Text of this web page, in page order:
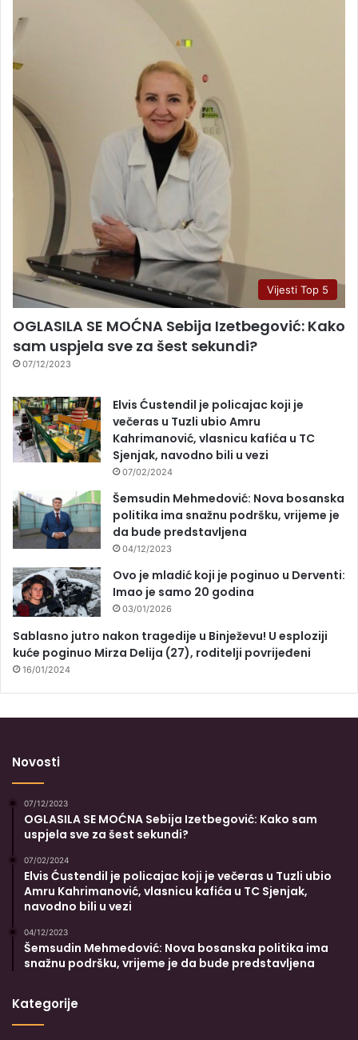
Vijesti Top 5
OGLASILA SE MOĆNA Sebija Izetbegović: Kako
sam uspjela sve za šest sekundi?
07/12/2023
Elvis Ćustendil je policajac koji je
večeras u Tuzli ubio Amru
Kahrimanović, vlasnicu kafića u TC
Sjenjak, navodno bili u vezi
07/02/2024
Šemsudin Mehmedović: Nova bosanska
politika ima snažnu podršku, vrijeme je
da bude predstavljena
04/12/2023
Ovo je mladić koji je poginuo u Derventi:
Imao je samo 20 godina
03/01/2026
Sablasno jutro nakon tragedije u Binježevu! U esploziji
kuće poginuo Mirza Delija (27), roditelji povrijeđeni
16/01/2024
Novosti
07/12/2023
OGLASILA SE MOĆNA Sebija Izetbegović: Kako sam
uspjela sve za šest sekundi?
07/02/2024
Elvis Ćustendil je policajac koji je večeras u Tuzli ubio
Amru Kahrimanović, vlasnicu kafića u TC Sjenjak,
navodno bili u vezi
04/12/2023
Šemsudin Mehmedović: Nova bosanska politika ima
snažnu podršku, vrijeme je da bude predstavljena
Kategorije